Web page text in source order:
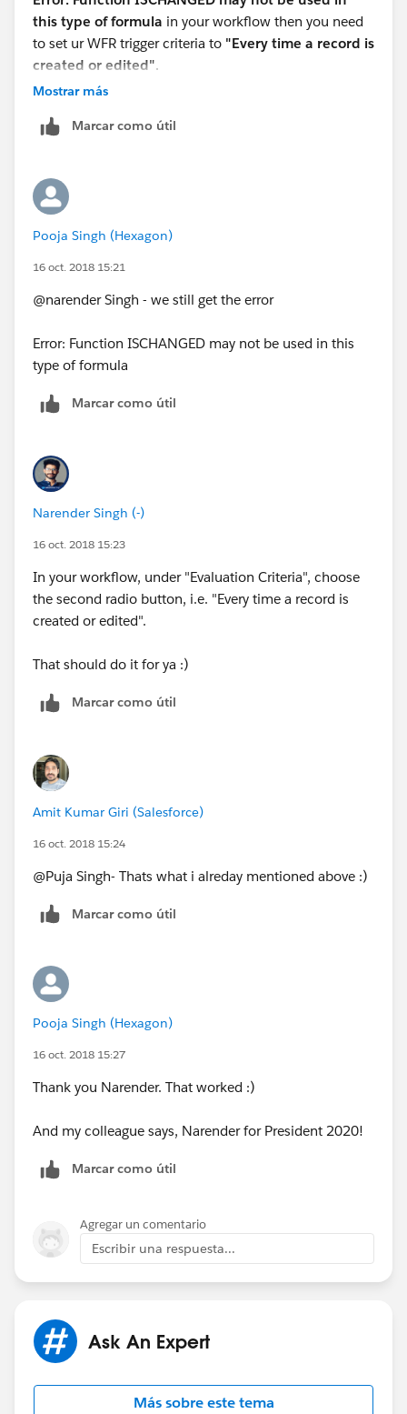
this type of formula in your workflow then you need
to set ur WFR trigger criteria to "Every time a record is
created or edited".
Mostrar más
Marcar como útil
Pooja Singh (Hexagon)
16 oct. 2018 15:21
@narender Singh - we still get the error
Error: Function ISCHANGED may not be used in this
type of formula
Marcar como útil
Narender Singh (-)
16 oct. 2018 15:23
In your workflow, under "Evaluation Criteria", choose
the second radio button, i.e. "Every time a record is
created or edited".
That should do it for ya :)
Marcar como útil
Amit Kumar Giri (Salesforce)
16 oct. 2018 15:24
@Puja Singh- Thats what i alreday mentioned above :)
Marcar como útil
Pooja Singh (Hexagon)
16 oct. 2018 15:27
Thank you Narender. That worked :)
And my colleague says, Narender for President 2020!
Marcar como útil
Agregar un comentario
Escribir una respuesta...
Ask An Expert
Más sobre este tema